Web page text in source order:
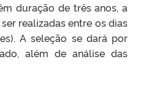
duração de três anos, a
realizadas entre os dias
A seleção se dará por
além de análise das